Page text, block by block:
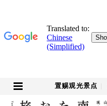
置赐观光景点